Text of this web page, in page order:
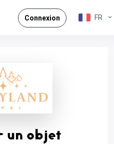
Connexion FR
un objet